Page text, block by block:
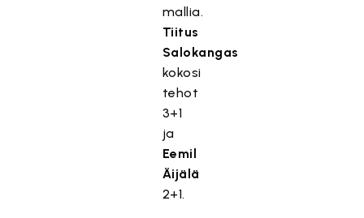
mallia.
Tiitus
Salokangas
kokosi
tehot
3+1
ja
Eemil
Äijälä
2+1.